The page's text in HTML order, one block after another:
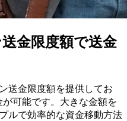
金限度額で送金
送金限度額を提供してお
可能です。大きな金額を
ルで効率的な資金移動方法